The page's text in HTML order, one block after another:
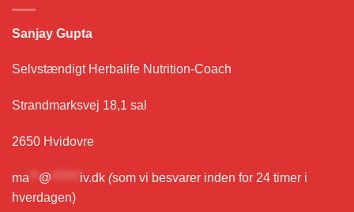
Sanjay Gupta
Selvstændigt Herbalife Nutrition-Coach
Strandmarksvej 18,1 sal
2650 Hvidovre
ma @ iv.dk (som vi besvarer inden for 24 timer i
hverdagen)